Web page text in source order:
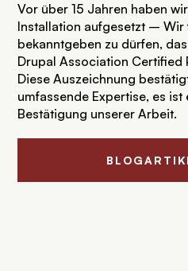
Vor über 15 Jahren haben
Installation aufgesetzt – Wir
bekanntgeben zu dürfen,
Drupal Association Certified
Diese Auszeichnung
umfassende Expertise, es
Bestätigung unserer Arbeit.